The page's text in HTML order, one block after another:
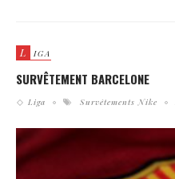
L IGA
SURVÊTEMENT BARCELONE
Liga Survêtements Nike